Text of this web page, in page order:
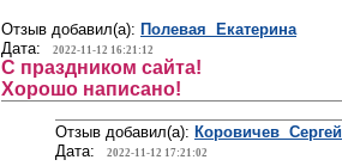
Отзыв добавил(а): Полевая Екатерина
Дата:
2022-11-12 16:21:12
С праздником сайта!
Хорошо написано!
Отзыв добавил(а): Коровичев Сергей
Дата:
2022-11-12 17:21:02